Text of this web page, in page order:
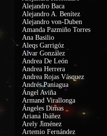
Alejandro Baca
Alejandro A. Benítez
Alejandro von-Duben
Amanda Pazmiño Torres
Ana Basilio
Aleqs Garrigóz
Alvar González
Andrea De León
Andrea Herrera
Andrea Rojas Vásquez
Andrés Paniagua
Ángel Aviña
Armand Virallonga
Ángeles Dimas
Ariana Ibáñez
Arely Jiménez
Artemio Fernández